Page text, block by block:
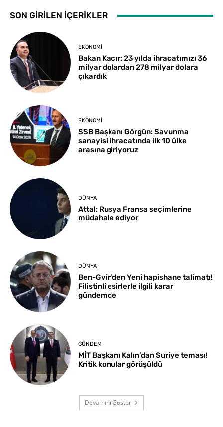
SON GİRİLEN İÇERİKLER
EKONOMI
Bakan Kacır: 23 yılda ihracatımızı 36
milyar dolardan 278 milyar dolara
çıkardık
EKONOMI
SSB Başkanı Görgün: Savunma
sanayisi ihracatında ilk 10 ülke
arasına giriyoruz
DÜNYA
Attal: Rusya Fransa seçimlerine
müdahale ediyor
DÜNYA
Ben-Gvir’den Yeni hapishane talimatı!
Filistinli esirlerle ilgili karar
gündemde
GÜNDEM
MİT Başkanı Kalın’dan Suriye teması!
Kritik konular görüşüldü
Devamını Göster